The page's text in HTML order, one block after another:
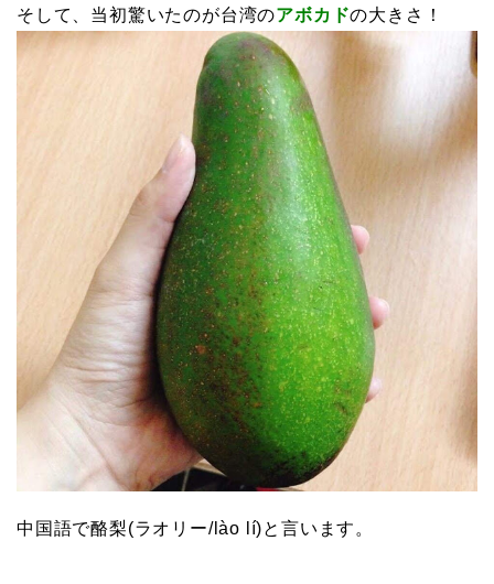
そして、当初驚いたのが台湾のアボカドの大きさ！
中国語で酪梨(ラオリー/lào lí)と言います。